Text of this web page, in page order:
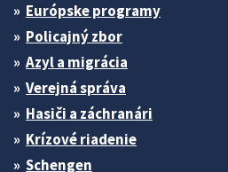
Európske programy
Policajný zbor
Azyl a migrácia
Verejná správa
Hasiči a záchranári
Krízové riadenie
Schengen